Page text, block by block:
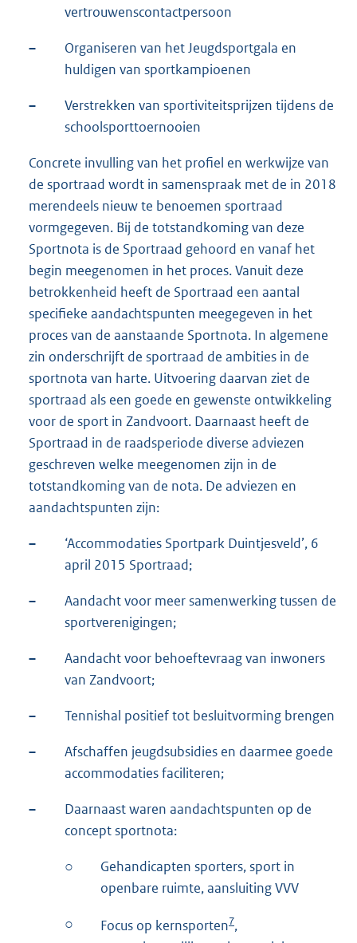
vertrouwenscontactpersoon
–
Organiseren van het Jeugdsportgala en
huldigen van sportkampioenen
–
Verstrekken van sportiviteitsprijzen tijdens de
schoolsporttoernooien
Concrete invulling van het profiel en werkwijze van
de sportraad wordt in samenspraak met de in 2018
merendeels nieuw te benoemen sportraad
vormgegeven. Bij de totstandkoming van deze
Sportnota is de Sportraad gehoord en vanaf het
begin meegenomen in het proces. Vanuit deze
betrokkenheid heeft de Sportraad een aantal
specifieke aandachtspunten meegegeven in het
proces van de aanstaande Sportnota. In algemene
zin onderschrijft de sportraad de ambities in de
sportnota van harte. Uitvoering daarvan ziet de
sportraad als een goede en gewenste ontwikkeling
voor de sport in Zandvoort. Daarnaast heeft de
Sportraad in de raadsperiode diverse adviezen
geschreven welke meegenomen zijn in de
totstandkoming van de nota. De adviezen en
aandachtspunten zijn:
–
‘Accommodaties Sportpark Duintjesveld’, 6
april 2015 Sportraad;
–
Aandacht voor meer samenwerking tussen de
sportverenigingen;
–
Aandacht voor behoeftevraag van inwoners
van Zandvoort;
– Tennishal positief tot besluitvorming brengen
–
Afschaffen jeugdsubsidies en daarmee goede
accommodaties faciliteren;
–
Daarnaast waren aandachtspunten op de
concept sportnota:
○
Gehandicapten sporters, sport in
openbare ruimte, aansluiting VVV
○ Focus op kernsporten7,